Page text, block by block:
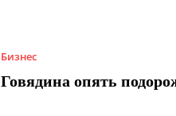
Бизнес
Говядина опять